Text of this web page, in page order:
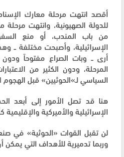
أقصد انتهت مرحلة معارك
للدولة الصهيونية، وانتهت مرحلة
من باب المندب، أو منع
الإسرائيلية، وأصبحت مختلفة ــ
أرى ــ وبات الصراع مفتوحاً
المرحلة، ودون الكثير من
السياسي لـ»الحوثيين» قبل الهجوم
هنا قد تصل الأمور إلى أبعد
الإسرائيلية والأميركية والإقليمية
لن تقبل القوات «الحوثية» في
وربما تدميرية للأهداف التي يمكن